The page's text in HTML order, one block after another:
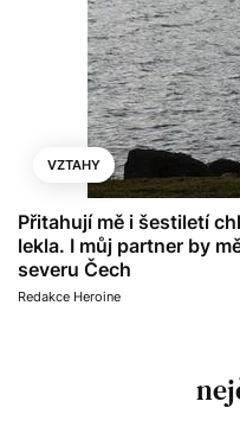
VZTAHY
Přitahují mě i šestiletí
lekla. I můj partner by
severu Čech
Redakce Heroine